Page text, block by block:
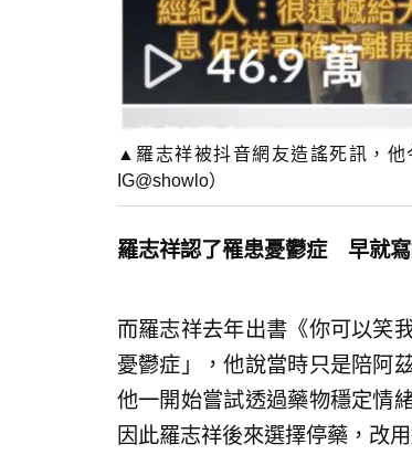
▲羅志祥被抖音網友造謠死訊，
IG@showlo）
羅志祥認了罹患憂鬱症 早就
而羅志祥去年出書《你可以笑
憂鬱症」，他說當時只是陪阿
他一開始嘗試透過藥物穩定情
因此羅志祥後來選擇停藥，改